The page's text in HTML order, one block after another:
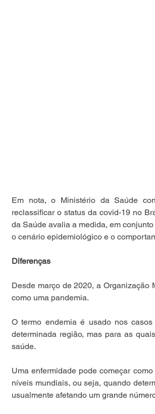
Em nota, o Ministério da Saúde
reclassificar o status da covid-19 no
da Saúde avalia a medida, em
o cenário epidemiológico e o
Diferenças
Desde março de 2020, a
como uma pandemia.
O termo endemia é usado nos
determinada região, mas para as
saúde.
Uma enfermidade pode começar
níveis mundiais, ou seja, quando
usualmente afetando um grande